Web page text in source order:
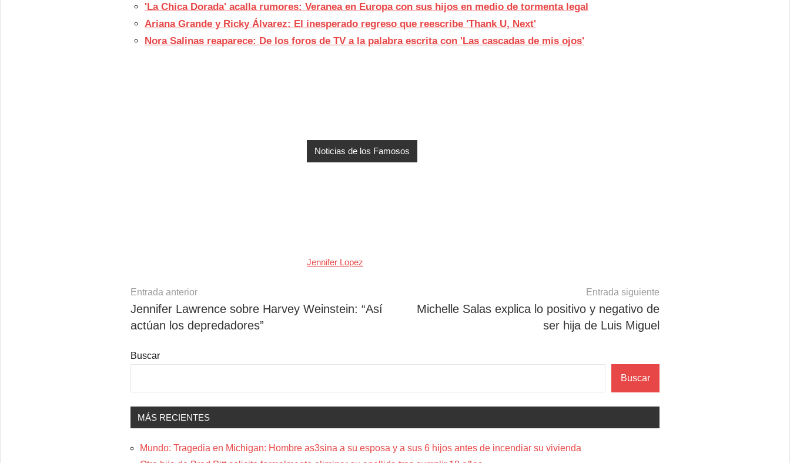
'La Chica Dorada' acalla rumores: Veranea en Europa con sus hijos en medio de tormenta legal
Ariana Grande y Ricky Álvarez: El inesperado regreso que reescribe 'Thank U, Next'
Nora Salinas reaparece: De los foros de TV a la palabra escrita con 'Las cascadas de mis ojos'
Noticias de los Famosos
Jennifer Lopez
Navegación
de
entradas
Entrada anterior
Jennifer Lawrence sobre Harvey Weinstein: “Así
actúan los depredadores”
Entrada siguiente
Michelle Salas explica lo positivo y negativo de
ser hija de Luis Miguel
Buscar
Buscar
MÁS RECIENTES
Mundo: Tragedia en Michigan: Hombre as3sina a su esposa y a sus 6 hijos antes de incendiar su vivienda